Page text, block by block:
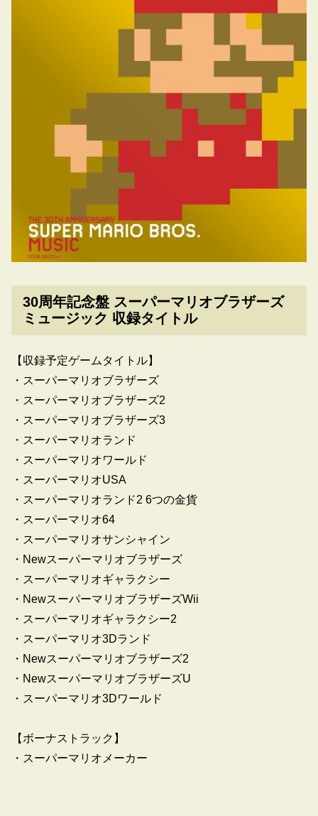
30周年記念盤 スーパーマリオブラザーズ
ミュージック 収録タイトル
【収録予定ゲームタイトル】
・スーパーマリオブラザーズ
・スーパーマリオブラザーズ2
・スーパーマリオブラザーズ3
・スーパーマリオランド
・スーパーマリオワールド
・スーパーマリオUSA
・スーパーマリオランド2 6つの金貨
・スーパーマリオ64
・スーパーマリオサンシャイン
・Newスーパーマリオブラザーズ
・スーパーマリオギャラクシー
・NewスーパーマリオブラザーズWii
・スーパーマリオギャラクシー2
・スーパーマリオ3Dランド
・Newスーパーマリオブラザーズ2
・NewスーパーマリオブラザーズU
・スーパーマリオ3Dワールド
【ボーナストラック】
・スーパーマリオメーカー